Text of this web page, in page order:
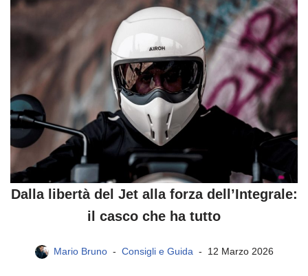
Dalla libertà del Jet alla forza dell’Integrale:
il casco che ha tutto
Mario Bruno Consigli e Guida 12 Marzo 2026